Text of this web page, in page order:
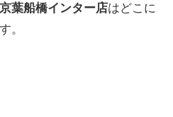
葉船橋インター店はどこに
。